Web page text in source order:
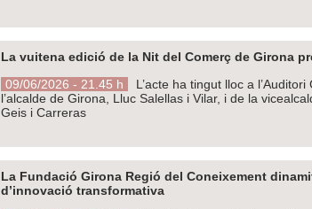
La vuitena edició de la Nit del Comerç de Girona
09/06/2026 - 21.45 h
L’acte ha tingut lloc a
l’alcalde de Girona, Lluc Salellas i Vilar, i de la
Geis i Carreras
La Fundació Girona Regió del Coneixement
d’innovació transformativa